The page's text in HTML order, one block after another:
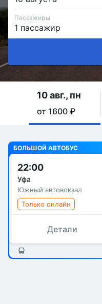
Пассажиры
10 авг., пн
от 1600 ₽
БОЛЬШОЙ АВТОБУС
22:00
Уфа
Южный автовокзал
Только онлайн
Детали